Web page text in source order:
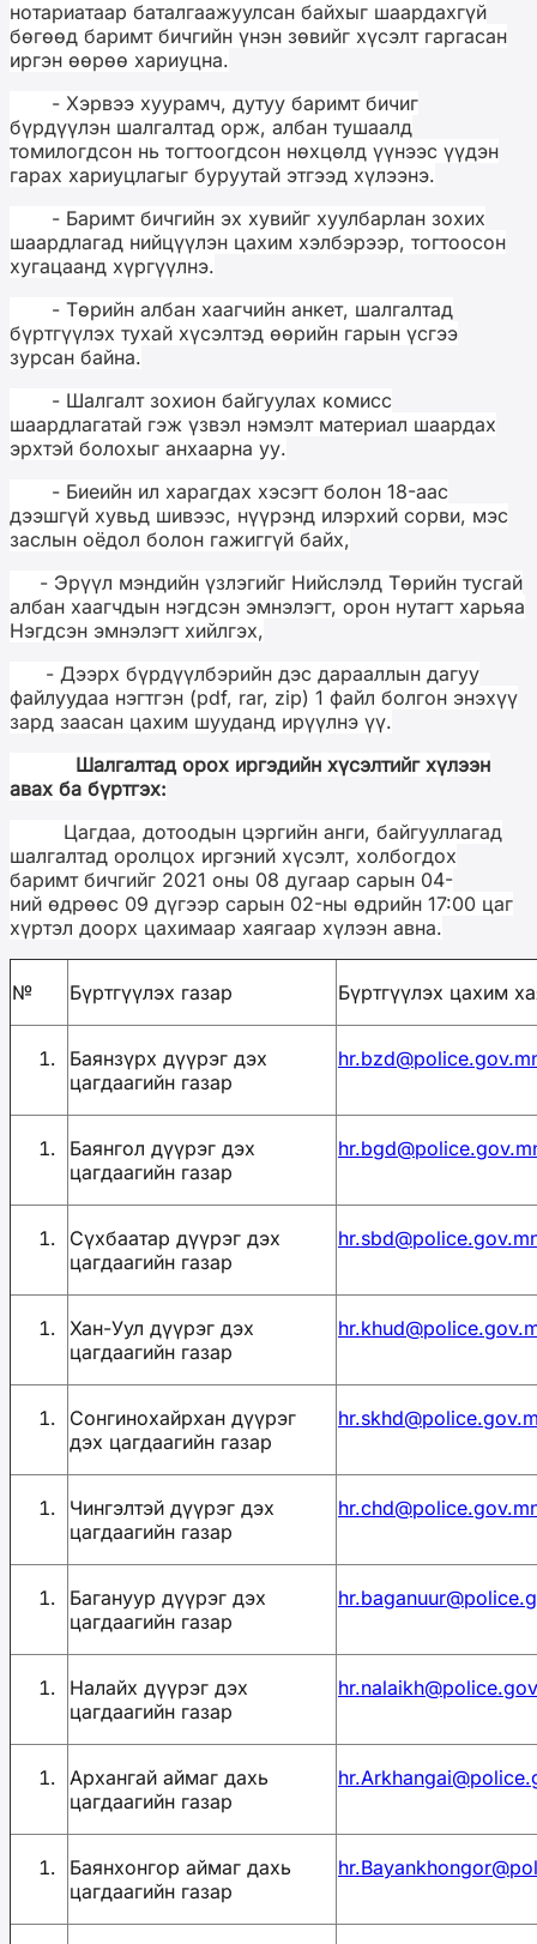
нотариатаар баталгаажуулсан байхыг шаардахгүй
бөгөөд баримт бичгийн үнэн зөвийг хүсэлт гаргасан
иргэн өөрөө хариуцна.
- Хэрвээ хуурамч, дутуу баримт бичиг
бүрдүүлэн шалгалтад орж, албан тушаалд
томилогдсон нь тогтоогдсон нөхцөлд үүнээс үүдэн
гарах хариуцлагыг буруутай этгээд хүлээнэ.
- Баримт бичгийн эх хувийг хуулбарлан зохих
шаардлагад нийцүүлэн цахим хэлбэрээр, тогтоосон
хугацаанд хүргүүлнэ.
- Төрийн албан хаагчийн анкет, шалгалтад
бүртгүүлэх тухай хүсэлтэд өөрийн гарын үсгээ
зурсан байна.
- Шалгалт зохион байгуулах комисс
шаардлагатай гэж үзвэл нэмэлт материал шаардах
эрхтэй болохыг анхаарна уу.
- Биеийн ил харагдах хэсэгт болон 18-аас
дээшгүй хувьд шивээс, нүүрэнд илэрхий сорви, мэс
заслын оёдол болон гажиггүй байх,
- Эрүүл мэндийн үзлэгийг Нийслэлд Төрийн тусгай
албан хаагчдын нэгдсэн эмнэлэгт, орон нутагт харьяа
Нэгдсэн эмнэлэгт хийлгэх,
- Дээрх бүрдүүлбэрийн дэс дарааллын дагуу
файлуудаа нэгтгэн (pdf, rar, zip) 1 файл болгон энэхүү
зард заасан цахим шууданд ирүүлнэ үү.
Шалгалтад орох иргэдийн хүсэлтийг хүлээн
авах ба бүртгэх:
Цагдаа, дотоодын цэргийн анги, байгууллагад
шалгалтад оролцох иргэний хүсэлт, холбогдох
баримт бичгийг 2021 оны 08 дугаар сарын 04-
ний өдрөөс 09 дүгээр сарын 02-ны өдрийн 17:00 цаг
хүртэл доорх цахимаар хаягаар хүлээн авна.
№ Бүртгүүлэх газар Бүртгүүлэх цахим
Баянзүрх дүүрэг дэх
цагдаагийн газар
Баянгол дүүрэг дэх
цагдаагийн газар
Сүхбаатар дүүрэг дэх
цагдаагийн газар
Хан-Уул дүүрэг дэх
цагдаагийн газар
Сонгинохайрхан дүүрэг
дэх цагдаагийн газар
Чингэлтэй дүүрэг дэх
цагдаагийн газар
Багануур дүүрэг дэх
цагдаагийн газар
Налайх дүүрэг дэх
цагдаагийн газар
Архангай аймаг дахь
цагдаагийн газар
Баянхонгор аймаг дахь
цагдаагийн газар